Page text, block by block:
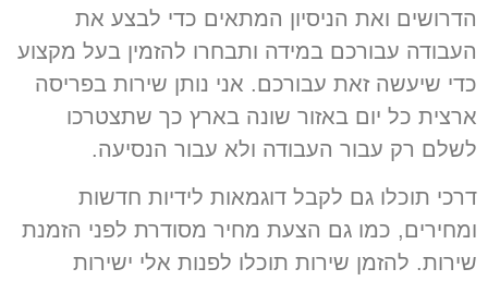
הדרושים ואת הניסיון המתאים כדי לבצע את
העבודה עבורכם במידה ותבחרו להזמין בעל מקצוע
כדי שיעשה זאת עבורכם. אני נותן שירות בפריסה
ארצית כל יום באזור שונה בארץ כך שתצטרכו
לשלם רק עבור העבודה ולא עבור הנסיעה.
דרכי תוכלו גם לקבל דוגמאות לידיות חדשות
ומחירים, כמו גם הצעת מחיר מסודרת לפני הזמנת
שירות. להזמן שירות תוכלו לפנות אלי ישירות